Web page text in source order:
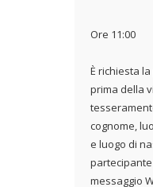
Ore 11:00
È richiesta
prima della
cognome,
e luogo di
messaggio